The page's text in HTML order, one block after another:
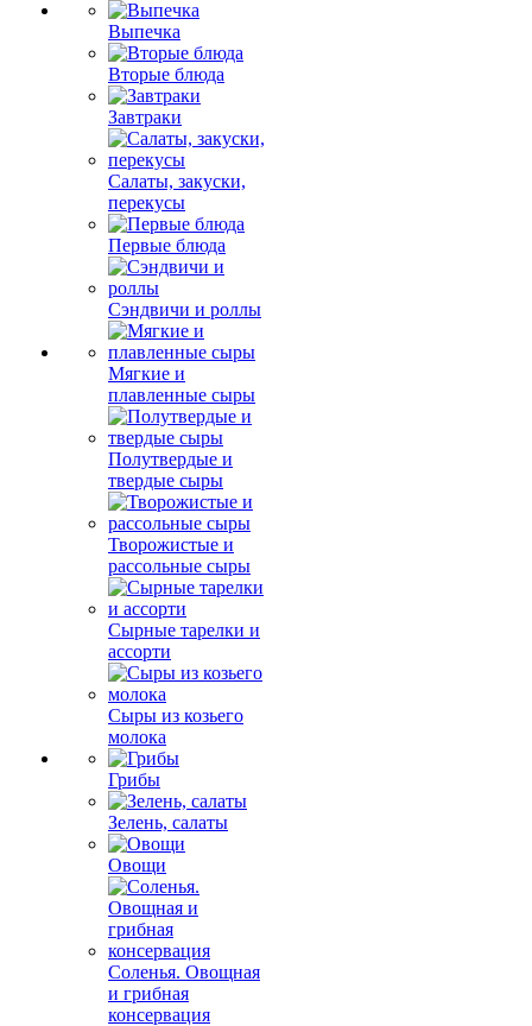
Выпечка
Вторые блюда
Завтраки
Салаты, закуски,
перекусы
Первые блюда
Сэндвичи и роллы
Мягкие и
плавленные сыры
Полутвердые и
твердые сыры
Творожистые и
рассольные сыры
Сырные тарелки и
ассорти
Сыры из козьего
молока
Грибы
Зелень, салаты
Овощи
Соленья. Овощная
и грибная
консервация